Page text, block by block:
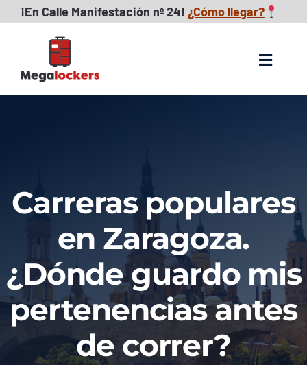
Skip¡En Calle Manifestación nº 24! ¿Cómo llegar?
Toggle
Reseñas
Descubre Zaragoza
Blog
Contacto
Carreras populares
en Zaragoza.
¿Dónde guardo mis
pertenencias antes
de correr?